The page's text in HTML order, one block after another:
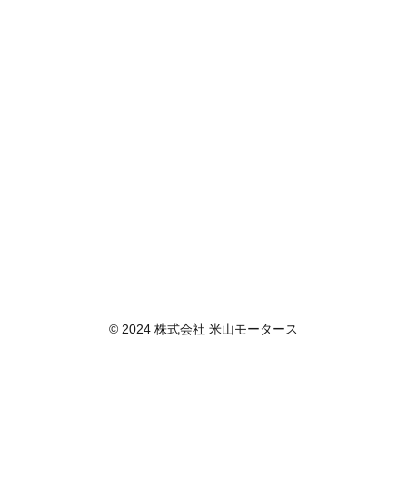
© 2024 株式会社 米山モータース